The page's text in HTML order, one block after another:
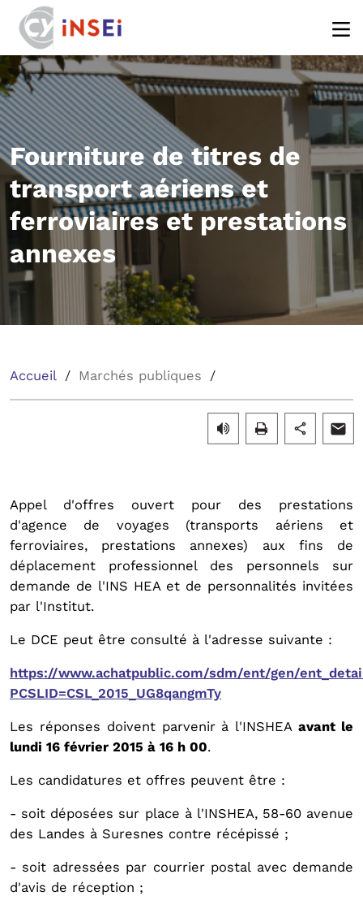
Fourniture de titres de
transport aériens et
ferroviaires et prestations
annexes
Accueil Marchés publiques
Appel d'offres ouvert pour des prestations
d'agence de voyages (transports aériens et
ferroviaires, prestations annexes) aux fins de
déplacement professionnel des personnels sur
demande de l'INS HEA et de personnalités invitées
par l'Institut.
Le DCE peut être consulté à l'adresse suivante :
https://www.achatpublic.com/sdm/ent/gen/
PCSLID=CSL_2015_UG8qangmTy
Les réponses doivent parvenir à l'INSHEAavant le
lundi 16 février 2015 à 16 h 00.
Les candidatures et offres peuvent être :
- soit déposées sur place à l'INSHEA, 58-60 avenue
des Landes à Suresnes contre récépissé ;
- soit adressées par courrier postal avec demande
d'avis de réception ;